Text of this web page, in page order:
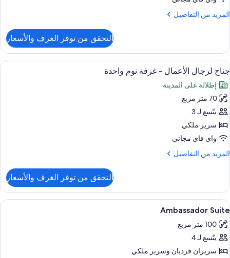
نوم
واحدة
المزيد من التفاصيل
المزيد
غرفة
تنفيذية
-
غرفة
نوم
واحدة
التحقق من توفر الغرف والأسعار
استعراض
جميع
صور
جناح
لرجال
الأعمال
-
غرفة
نوم
ملاءات للفراش لا تسبب الحساسية
11
جناح لرجال الأعمال - غرفة نوم واحدة
إطلالة على المدينة
70 متر مربع
يتّسع لـ 3
سرير ملكي
واي فاي مجاني
المزيد من التفاصيل
المزيد
جناح
لرجال
الأعمال
غرفة
نوم
التحقق من توفر الغرف والأسعار
استعراض
جميع
صور
Ambassador
Suite
5
Ambassador Suite
100 متر مربع
يتّسع لـ 4
سريران فرديان‫‬ وسرير ملكي